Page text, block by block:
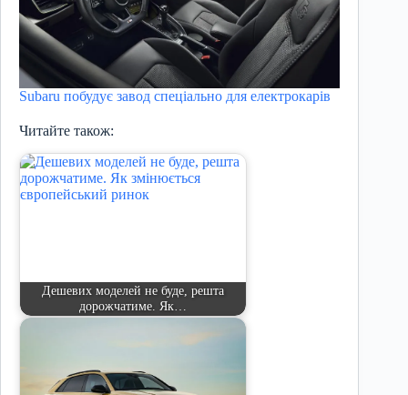
Subaru побудує завод спеціально для електрокарів
Читайте також:
Дешевих моделей не буде, решта
дорожчатиме. Як…